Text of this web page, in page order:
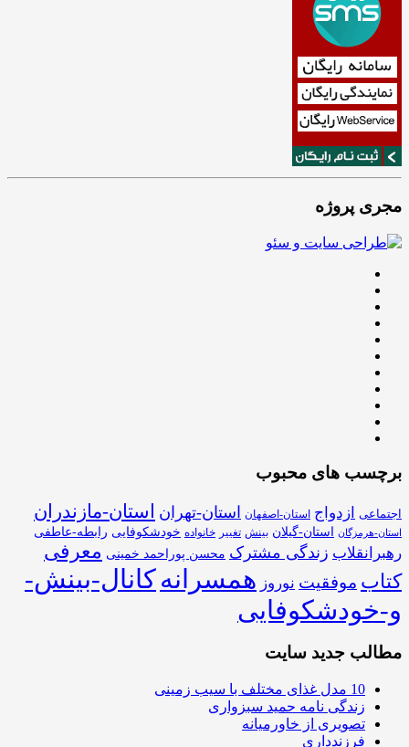
مجری پروژه
برچسب های محبوب
اجتماعی ازدواج استان-اصفهان استان-تهران استان-مازندران
استان-هرمزگان استان-گیلان بینش تغییر خانواده خودشکوفایی رابطه-عاطفی
رهبرانقلاب زندگی مشترک محسن پوراحمد خمینی معرفی
کتاب موفقیت نوروز همسرانهکانال-بینش-
و-خودشکوفایی
مطالب جدید سایت
10 مدل غذای مختلف با سیب زمینی
زندگی نامه حمید سبزواری
تصویری از خاورمیانه
فرزندداری